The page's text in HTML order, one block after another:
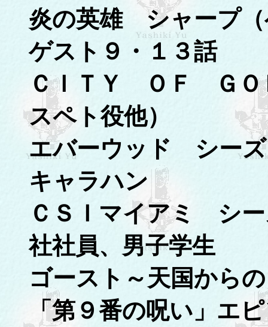
炎の英雄 シャープ（
ゲスト９・１３話
ＣＩＴＹ ＯＦ ＧＯ
スペト役他）
エバーウッド シー
キャラハン
ＣＳＩマイアミ シ
社社員、男子学生
ゴースト～天国から
「第９番の呪い」エ